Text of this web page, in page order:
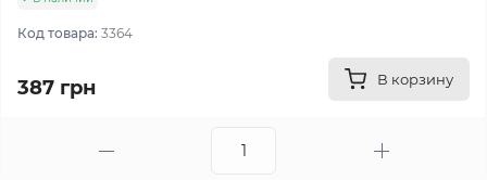
Код товара: 3364
387 грн В корзину